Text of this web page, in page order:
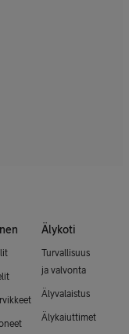
Älykoti
Turvallisuus
ja valvonta
Älyvalaistus
Älykaiuttimet